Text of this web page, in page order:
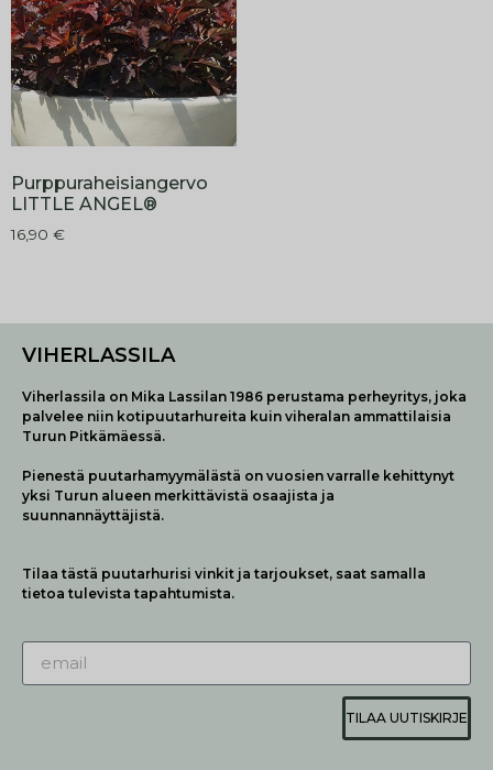
Purppuraheisiangervo
LITTLE ANGEL®
16,90 €
VIHERLASSILA
Viherlassila on Mika Lassilan 1986 perustama perheyritys, joka
palvelee niin kotipuutarhureita kuin viheralan ammattilaisia
Turun Pitkämäessä.
Pienestä puutarhamyymälästä on vuosien varralle kehittynyt
yksi Turun alueen merkittävistä osaajista ja
suunnannäyttäjistä.
Tilaa tästä puutarhurisi vinkit ja tarjoukset, saat samalla
tietoa tulevista tapahtumista.
TILAA UUTISKIRJE